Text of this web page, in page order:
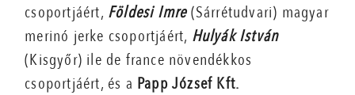
csoportjáért, Földesi Imre(Sárrétudvari) magyar
merinó jerke csoportjáért, Hulyák István
(Kisgyőr) ile de france növendékkos
csoportjáért, és a Papp József Kft.